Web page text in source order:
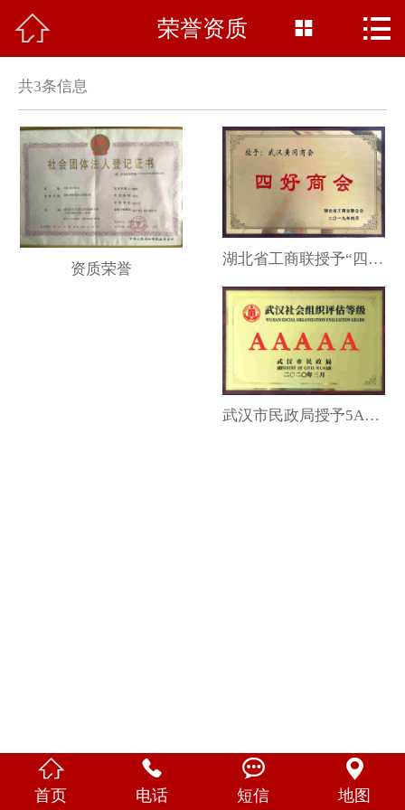
网站首页
企业文化
网上商城
资质荣誉
在线留言
联系我们
 荣誉资质  
共3条信息
资质荣誉
湖北省工商联授予“四好”商会荣誉称号
武汉市民政局授予5A级社会组织

首页

电话

短信

地图